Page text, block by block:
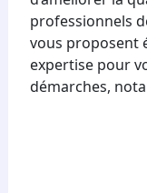
professionnels
vous proposent
expertise pour
démarches,